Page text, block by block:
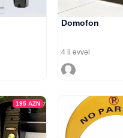
Domofon
4 il əvvəl
195AZN